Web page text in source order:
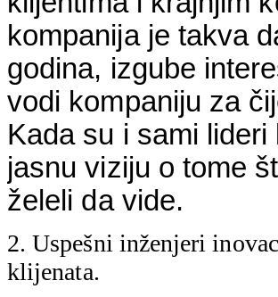
kompanija je takva
godina, izgube
vodi kompaniju za
Kada su i sami
jasnu viziju o tome
želeli da vide.
2. Uspešni inženjeri
klijenata.